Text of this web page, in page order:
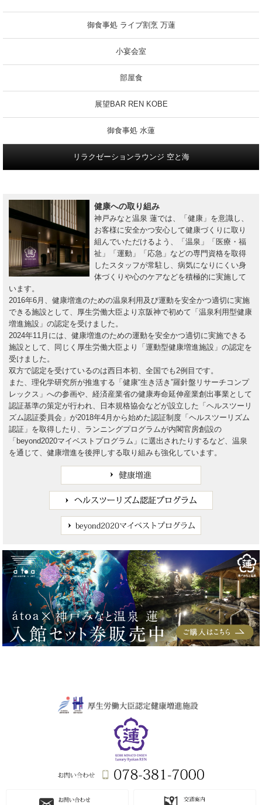
御食事処 ライブ割烹 万蓮
小宴会室
部屋食
展望BAR REN KOBE
御食事処 水蓮
リラクゼーションラウンジ 空と海
健康への取り組み
神戸みなと温泉 蓮では、「健康」を意識し、
お客様に安全かつ安心して健康づくりに取り
組んでいただけるよう、「温泉」「医療・福
祉」「運動」「応急」などの専門資格を取得
したスタッフが常駐し、病気になりにくい身
体づくりや心のケアなどを積極的に実施して
います。
2016年6月、健康増進のための温泉利用及び運動を安全かつ適切に実施
できる施設として、厚生労働大臣より京阪神で初めて「温泉利用型健康
増進施設」の認定を受けました。
2024年11月には、健康増進のための運動を安全かつ適切に実施できる
施設として、同じく厚生労働大臣より「運動型健康増進施設」の認定を
受けました。
双方で認定を受けているのは西日本初、全国でも2例目です。
また、理化学研究所が推進する「健康“生き活き”羅針盤リサーチコンプ
レックス」への参画や、経済産業省の健康寿命延伸産業創出事業として
認証基準の策定が行われ、日本規格協会などが設立した「ヘルスツーリ
ズム認証委員会」が2018年4月から始めた認証制度「ヘルスツーリズム
認証」を取得したり、ランニングプログラムが内閣官房創設の
「beyond2020マイベストプログラム」に選出されたりするなど、温泉
を通じて、健康増進を後押しする取り組みも強化しています。